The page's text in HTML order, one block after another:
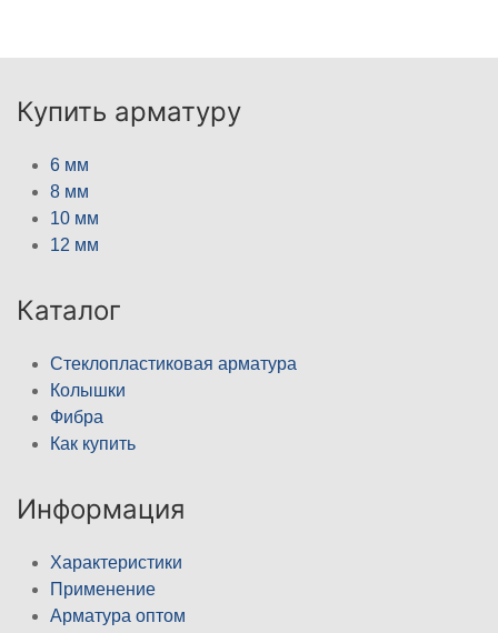
Купить арматуру
6 мм
8 мм
10 мм
12 мм
Каталог
Стеклопластиковая арматура
Колышки
Фибра
Как купить
Информация
Характеристики
Применение
Арматура оптом